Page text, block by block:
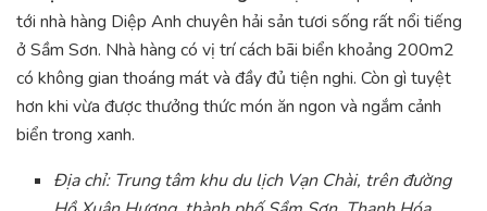
tới nhà hàng Diệp Anh chuyên hải sản tươi sống rất nổi tiếng
ở Sầm Sơn. Nhà hàng có vị trí cách bãi biển khoảng 200m2
có không gian thoáng mát và đầy đủ tiện nghi. Còn gì tuyệt
hơn khi vừa được thưởng thức món ăn ngon và ngắm cảnh
biển trong xanh.
Địa chỉ: Trung tâm khu du lịch Vạn Chài, trên đường